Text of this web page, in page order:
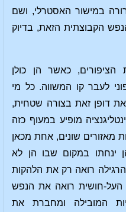
במישור האסטרלי, ושם
הקבוצתית הזאת, בדיוק
כאשר הן כולן
לעבר קו המשווה. כל מי
דופן זאת בצורה שטחית,
מופיע במעוף כזה
מאזורים שונים, אחת מכאן
ינחתו במקום שבו הן לא
הרגילה רואה רק את הלהקות
העל-חושית רואה את הנפש
המובילה ומחברת את